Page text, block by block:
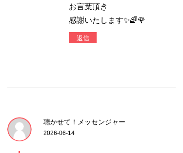
お言葉頂き
感謝いたします✨🌈🌹
返信
聴かせて！メッセンジャー
2026-06-14